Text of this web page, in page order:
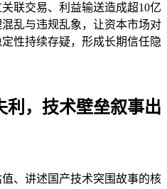
联交易、利益输送造成超10亿
乱与违规乱象，让资本市场对
性持续存疑，形成长期信任隐
利，技术壁垒叙事出
、讲述国产技术突围故事的核